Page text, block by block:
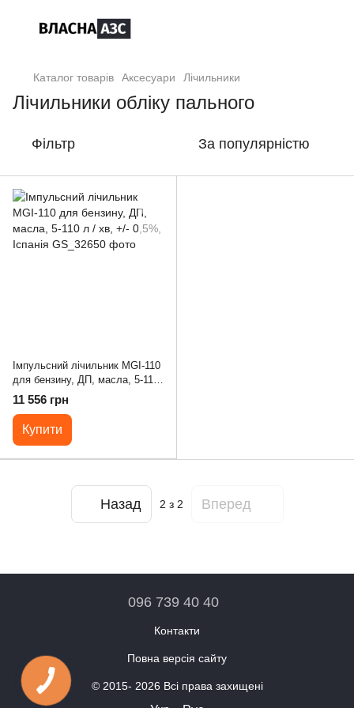
Каталог товарів Аксесуари Лічильники
Лічильники обліку пального
Фільтр За популярністю
Імпульсний лічильник MGI-110
для бензину, ДП, масла, 5-110
л / хв, +/- 0,5%, Іспанія
11 556 грн
Купити
Назад 2 з 2 Вперед
096 739 40 40
Контакти
Повна версія сайту
© 2015- 2026 Всі права захищені